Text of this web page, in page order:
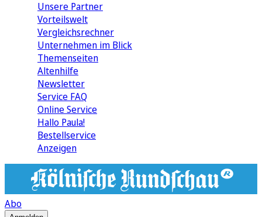
Unsere Partner
Vorteilswelt
Vergleichsrechner
Unternehmen im Blick
Themenseiten
Altenhilfe
Newsletter
Service FAQ
Online Service
Hallo Paula!
Bestellservice
Anzeigen
Abo